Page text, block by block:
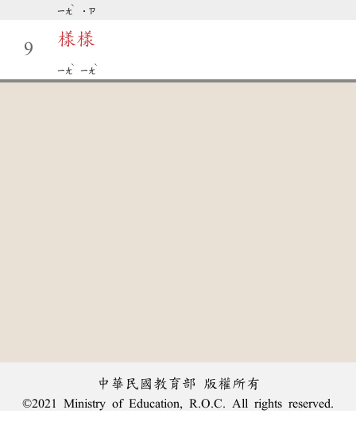
ㄧㄤ
ˋ
˙ㄗ
9
樣樣
ㄧㄤ
ˋ
ㄧㄤ
ˋ
中華民國教育部 版權所有
©2021 Ministry of Education, R.O.C. All rights reserved.